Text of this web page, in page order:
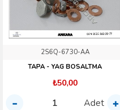
2S6Q-6730-AA
TAPA - YAG BOSALTMA
₺50,00
Adet